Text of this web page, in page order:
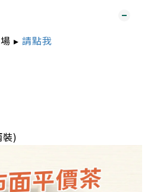
▸ 請點我
)